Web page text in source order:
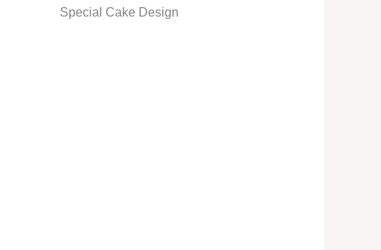
Special Cake Design